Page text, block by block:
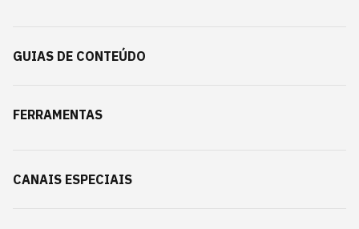
GUIAS DE CONTEÚDO
FERRAMENTAS
CANAIS ESPECIAIS